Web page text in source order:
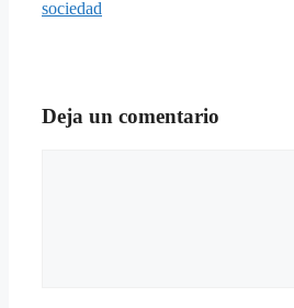
sociedad
Deja un comentario